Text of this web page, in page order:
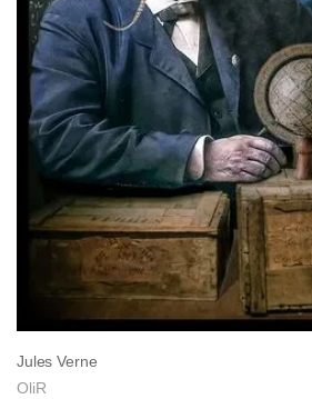
Jules Verne
OliR